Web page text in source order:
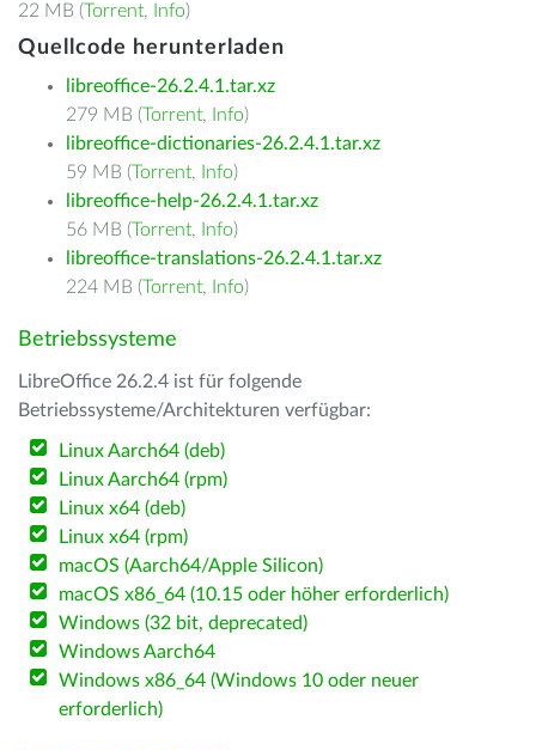
22 MB (Torrent, Info)
Quellcode herunterladen
libreoffice-26.2.4.1.tar.xz
279 MB (Torrent, Info)
libreoffice-dictionaries-26.2.4.1.tar.xz
59 MB (Torrent, Info)
libreoffice-help-26.2.4.1.tar.xz
56 MB (Torrent, Info)
libreoffice-translations-26.2.4.1.tar.xz
224 MB (Torrent, Info)
Betriebssysteme
LibreOffice 26.2.4 ist für folgende
Betriebssysteme/Architekturen verfügbar:
Linux Aarch64 (deb)
Linux Aarch64 (rpm)
Linux x64 (deb)
Linux x64 (rpm)
macOS (Aarch64/Apple Silicon)
macOS x86_64 (10.15 oder höher erforderlich)
Windows (32 bit, deprecated)
Windows Aarch64
Windows x86_64 (Windows 10 oder neuer
erforderlich)